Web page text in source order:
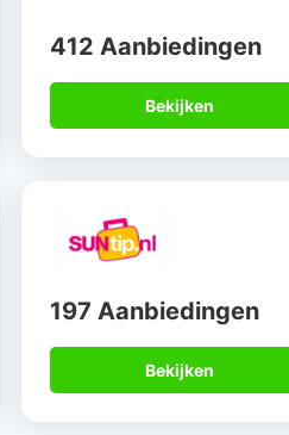
412 Aanbiedingen
Bekijken
197 Aanbiedingen
Bekijken